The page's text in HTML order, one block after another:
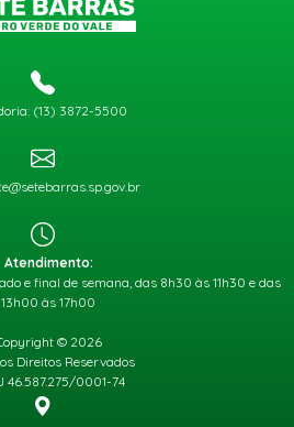
(13) 3872-5500
Atendimento:
e final de semana, das 8h30 às 11h30 e das
13h00 às 17h00
© 2026
Direitos Reservados
46.587.275/0001-74